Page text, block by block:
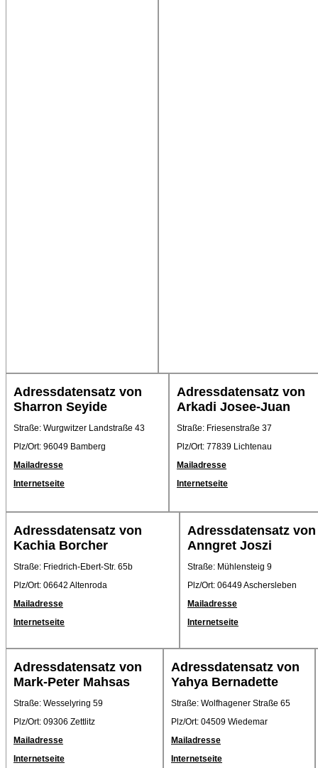
Adressdatensatz von
Sharron Seyide
Straße: Wurgwitzer Landstraße 43
Plz/Ort: 96049 Bamberg
Mailadresse
Internetseite
Adressdatensatz von
Arkadi Josee-Juan
Straße: Friesenstraße 37
Plz/Ort: 77839 Lichtenau
Mailadresse
Internetseite
Adressdatensatz von
Kachia Borcher
Straße: Friedrich-Ebert-Str. 65b
Plz/Ort: 06642 Altenroda
Mailadresse
Internetseite
Adressdatensatz von
Anngret Joszi
Straße: Mühlensteig 9
Plz/Ort: 06449 Aschersleben
Mailadresse
Internetseite
Adressdatensatz von
Mark-Peter Mahsas
Straße: Wesselyring 59
Plz/Ort: 09306 Zettlitz
Mailadresse
Internetseite
Adressdatensatz von
Yahya Bernadette
Straße: Wolfhagener Straße 65
Plz/Ort: 04509 Wiedemar
Mailadresse
Internetseite